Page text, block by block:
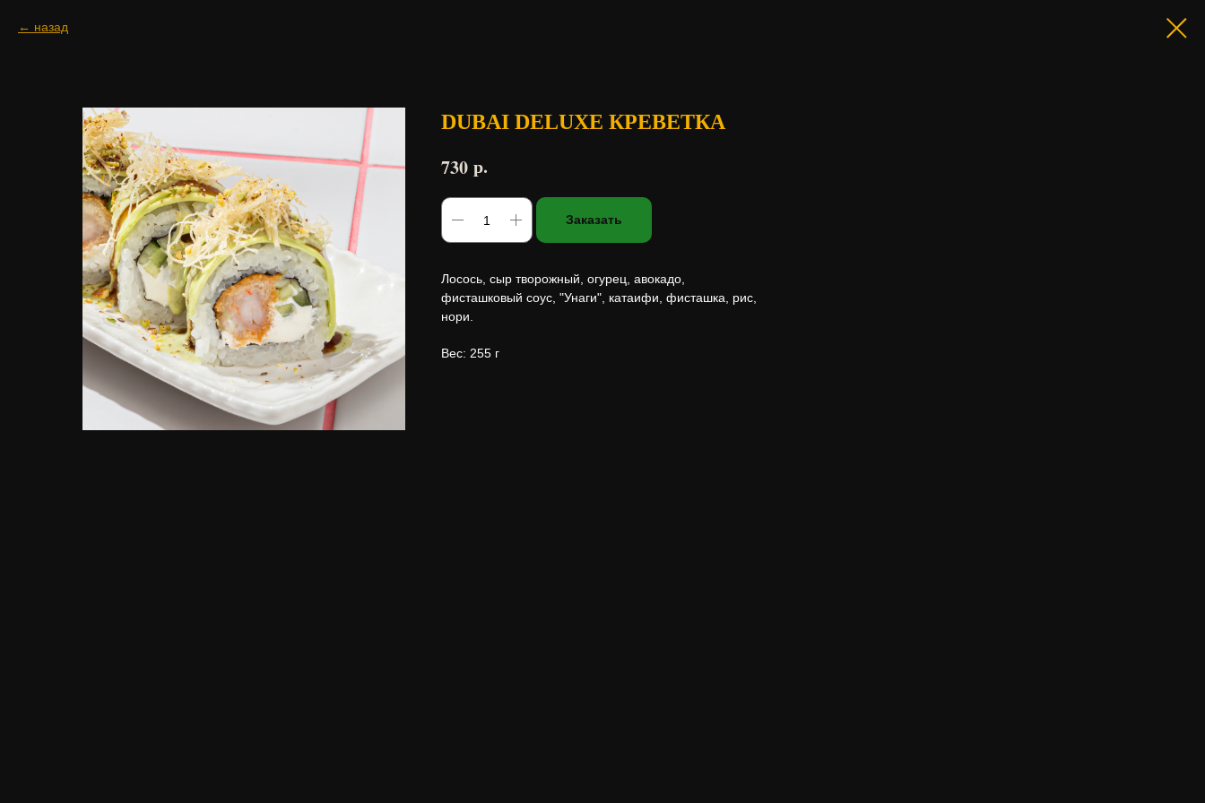
назад
DUBAI DELUXE КРЕВЕТКА
730 р.
Заказать
Лосось, сыр творожный, огурец, авокадо,
фисташковый соус, "Унаги", катаифи, фисташка, рис,
нори.
Вес: 255 г